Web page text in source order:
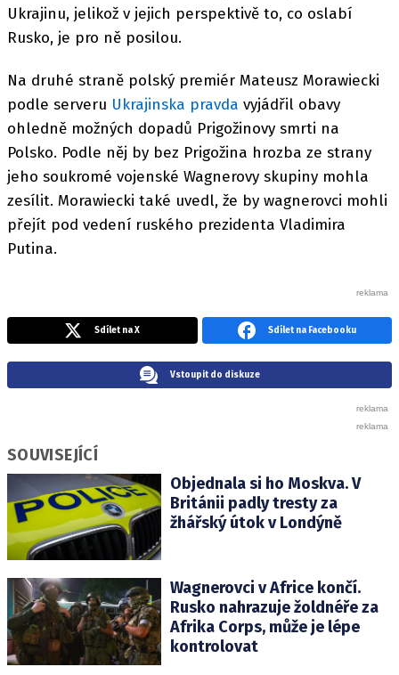
Ukrajinu, jelikož v jejich perspektivě to, co oslabí
Rusko, je pro ně posilou.
Na druhé straně polský premiér Mateusz Morawiecki
podle serveru Ukrajinska pravda vyjádřil obavy
ohledně možných dopadů Prigožinovy smrti na
Polsko. Podle něj by bez Prigožina hrozba ze strany
jeho soukromé vojenské Wagnerovy skupiny mohla
zesílit. Morawiecki také uvedl, že by wagnerovci mohli
přejít pod vedení ruského prezidenta Vladimira
Putina.
Sdílet na X Sdílet na Facebooku
Vstoupit do diskuze
SOUVISEJÍCÍ
Objednala si ho Moskva. V
Británii padly tresty za
žhářský útok v Londýně
Wagnerovci v Africe končí.
Rusko nahrazuje žoldnéře za
Afrika Corps, může je lépe
kontrolovat